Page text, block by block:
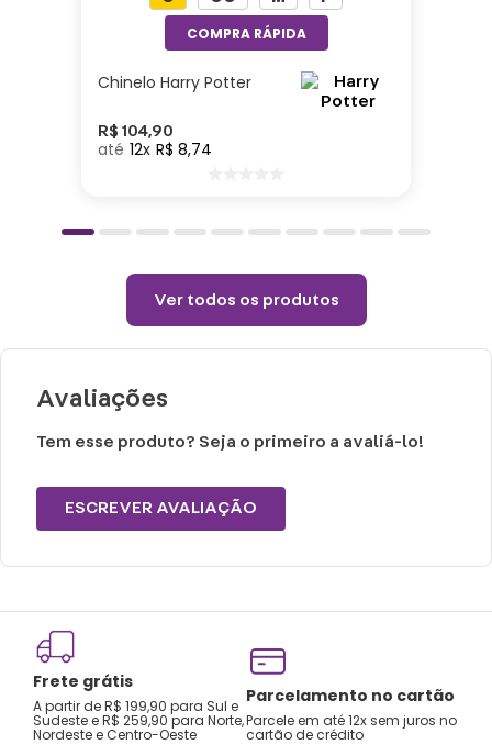
Tamanho P: 24x10x10cm.
Tamanho M: 26x10x10cm.
Tamanho G: 28x10x10cm.
Tamanho GG: 30x10x10cm.
Tamanho M: Calça 36 - 38
Tamanho G: Calça 39 - 41
Tamanho GG: Calça 42 - 44
Peso: 0,300g
Lavar a mão com água fria.
Não usar alvejante.
Secar na horizontal.
Não passar ou limpar a seco.
Chinelo Harry Potter
R$ 104,90
12 R$ 8,74
Ver todos os produtos
Avaliações
Tem esse produto? Seja o primeiro a avaliá-lo!
ESCREVER AVALIAÇÃO
Frete grátis
A partir de R$ 199,90 para Sul e
Sudeste e R$ 259,90 para Norte,
Nordeste e Centro-Oeste
Parcelamento no cartão
Parcele em até 12x sem juros no
cartão de crédito